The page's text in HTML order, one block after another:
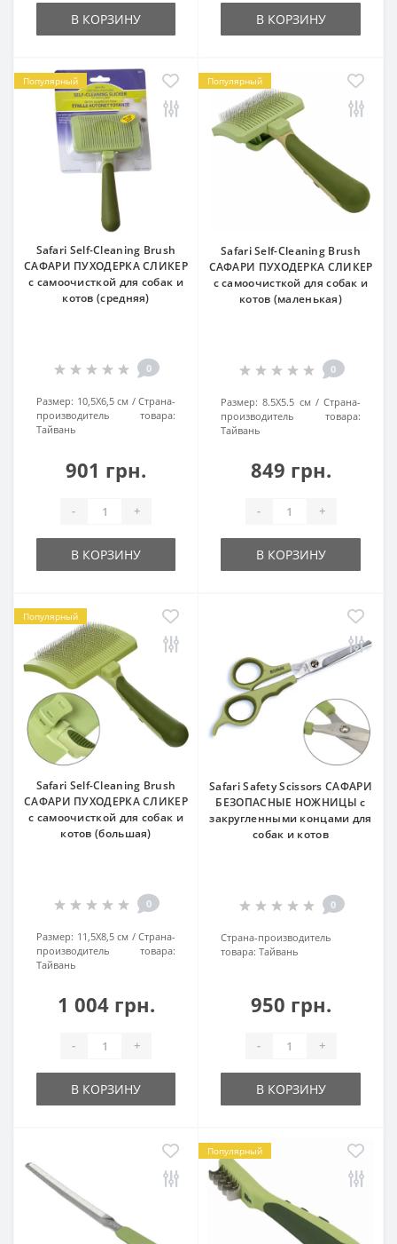
В КОРЗИНУ В КОРЗИНУ
Популярный
Safari Self-Cleaning Brush
САФАРИ ПУХОДЕРКА СЛИКЕР
с самоочисткой для собак и
котов (средняя)
0
Размер: 10,5Х6,5 см
Страна-
производитель товара:
Тайвань
901 грн.
- +
В КОРЗИНУ
Популярный
Safari Self-Cleaning Brush
САФАРИ ПУХОДЕРКА СЛИКЕР
с самоочисткой для собак и
котов (маленькая)
0
Размер: 8.5X5.5 см
Страна-
производитель товара:
Тайвань
849 грн.
- +
В КОРЗИНУ
Популярный
Safari Self-Cleaning Brush
САФАРИ ПУХОДЕРКА СЛИКЕР
с самоочисткой для собак и
котов (большая)
0
Размер: 11,5Х8,5 см
Страна-
производитель товара:
Тайвань
1 004 грн.
- +
В КОРЗИНУ
Safari Safety Scissors САФАРИ
БЕЗОПАСНЫЕ НОЖНИЦЫ с
закругленными концами для
собак и котов
0
Страна-производитель
товара: Тайвань
950 грн.
- +
В КОРЗИНУ
Популярный